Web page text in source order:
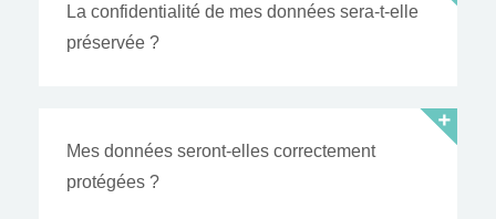
La confidentialité de mes données sera-t-elle
préservée ?
Mes données seront-elles correctement
protégées ?